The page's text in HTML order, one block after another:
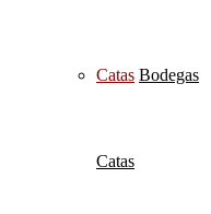
Catas Bodegas
Catas